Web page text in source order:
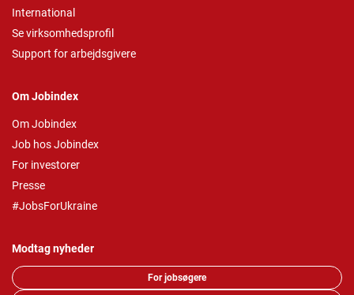
International
Se virksomhedsprofil
Support for arbejdsgivere
Om Jobindex
Om Jobindex
Job hos Jobindex
For investorer
Presse
#JobsForUkraine
Modtag nyheder
For jobsøgere